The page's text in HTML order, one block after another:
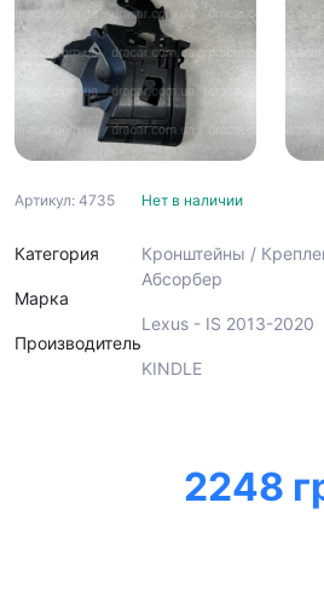
Артикул: 4735
Категория
Марка
Производитель
Нет в наличии
Кронштейны /
Абсорбер
Lexus - IS 2013-2020
KINDLE
2248